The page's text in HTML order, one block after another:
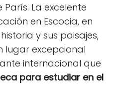
La excelente
en Escocia, en
y sus paisajes,
lugar excepcional
internacional que
para estudiar en el